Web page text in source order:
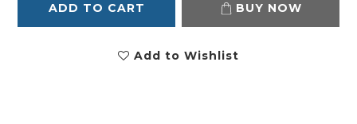
ADD TO CART BUY NOW
Add to Wishlist